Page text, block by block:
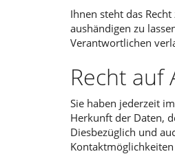
Ihnen steht das
aushändigen zu
Verantwortlichen
Recht auf
Sie haben jederzeit
Herkunft der Daten,
Diesbezüglich und